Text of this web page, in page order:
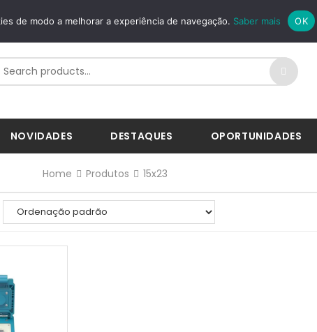
+351 926 268 200
NOVIDADES DESTAQUES OPORTUNIDADES
Home Produtos 15x23
de modo a melhorar a experiência de navegação. Saber mais OK